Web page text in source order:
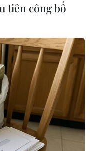
tiên công bố